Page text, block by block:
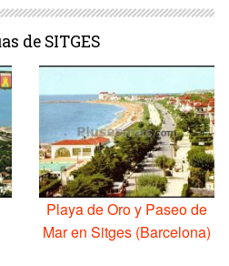
de SITGES
Playa de Oro y Paseo de
Mar en Sitges (Barcelona)